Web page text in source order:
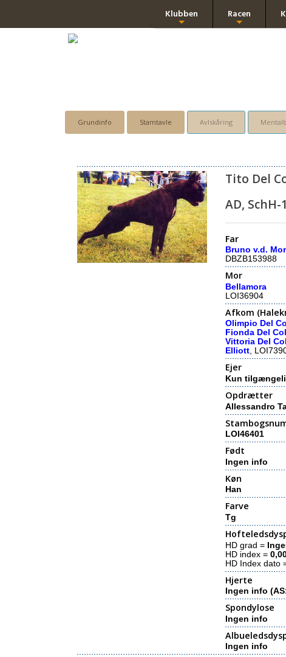
Klubben Racen
Grundinfo Stamtavle Avlskåring
Tito Del
AD, SchH-
Far
Bruno v.d.
DBZB153988
Mor
Bellamora
LOI36904
Afkom
Olimpio Del
Fionda Del
Vittoria Del
Elliott,
Ejer
Kun
Opdrætter
Allessandro
LOI46401
Født
Ingen info
Køn
Han
Farve
Tg
HD grad =
HD index =
HD Index dato
Hjerte
Ingen info
Spondylose
Ingen info
Ingen info